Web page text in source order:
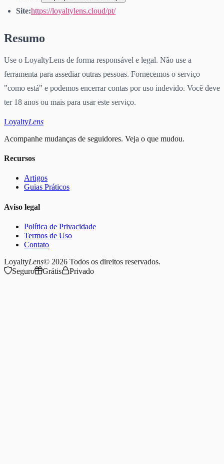
Site:https://loyaltylens.cloud/pt/
Resumo
Use o LoyaltyLens de forma responsável e legal. Não use a
ferramenta para assediar outras pessoas. Fornecemos o serviço
"como está" e podemos encerrar contas por uso indevido. Você deve
ter 18 anos ou mais para usar este serviço.
LoyaltyLens
Acompanhe mudanças de seguidores. Veja o que mudou.
Recursos
Artigos
Guias Práticos
Aviso legal
Política de Privacidade
Termos de Uso
Contato
LoyaltyLens© 2026 Todos os direitos reservados.
Seguro
Grátis Privado